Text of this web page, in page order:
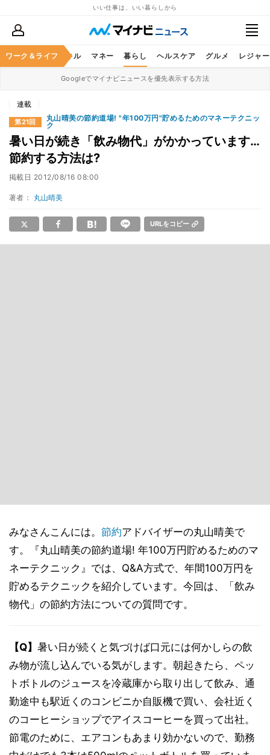
いい仕事は、いい暮らしから
ワーク＆ライフ
ア ビジネススキル マネー 暮らし ヘルスケア グルメ レジャー
Googleでマイナビニュースを優先表示する方法
連載
第21回
丸山晴美の節約道場! "年100万円"貯めるためのマネーテクニッ
ク
暑い日が続き「飲み物代」がかかっています…
節約する方法は?
掲載日 2012/08/16 08:00
著者： 丸山晴美
URLをコピー
みなさんこんには。 節約アドバイザーの丸山晴美で
す。『丸山晴美の節約道場! 年100万円貯めるためのマ
ネーテクニック』では、Q&A方式で、年間100万円を
貯めるテクニックを紹介しています。今回は、「飲み
物代」の節約方法についての質問です。
【Q】 暑い日が続くと気づけば口元には何かしらの飲
み物が流し込んでいる気がします。朝起きたら、ペッ
トボトルのジュースを冷蔵庫から取り出して飲み、通
勤途中も駅近くのコンビニか自販機で買い、会社近く
のコーヒーショップでアイスコーヒーを買って出社。
節電のために、エアコンもあまり効かないので、勤務